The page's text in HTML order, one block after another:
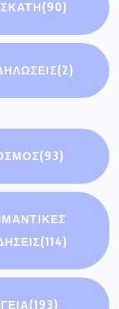
(90)
(2)
(93)
(114)
(193)